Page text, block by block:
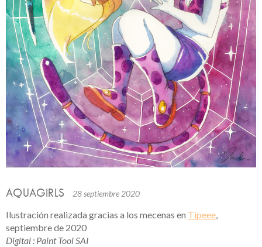
AQUAGIRLS 28 septiembre 2020
Ilustración realizada gracias a los mecenas en Tipeee,
septiembre de 2020
Digital : Paint Tool SAI